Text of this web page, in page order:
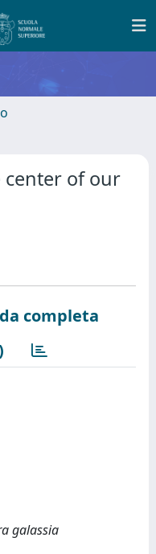
center of our
completa
galassia